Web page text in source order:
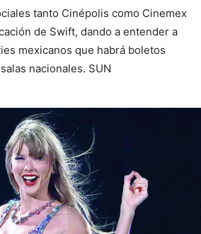
tanto Cinépolis como Cinemex
de Swift, dando a entender a
mexicanos que habrá boletos
nacionales. SUN